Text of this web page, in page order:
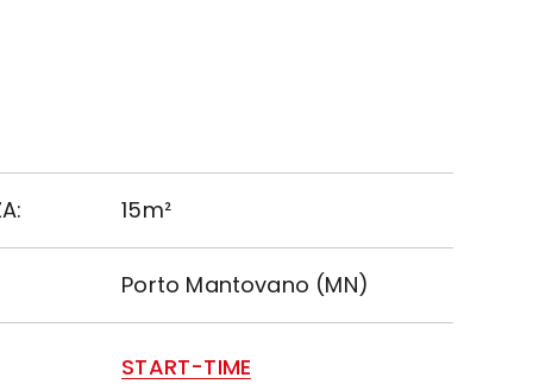
15m²
Porto Mantovano (MN)
START-TIME